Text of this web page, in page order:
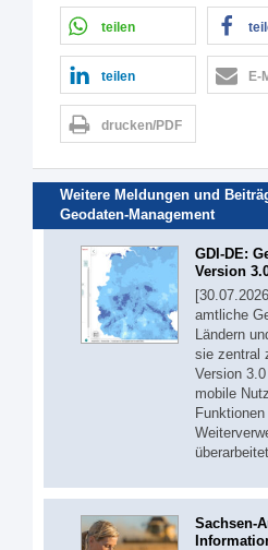
teilen
teilen E-
drucken/PDF
Weitere Meldungen und
Geodaten-Management
GDI-DE:
Version
amtliche
Ländern
sie zentral
Version
mobile
Sachsen-